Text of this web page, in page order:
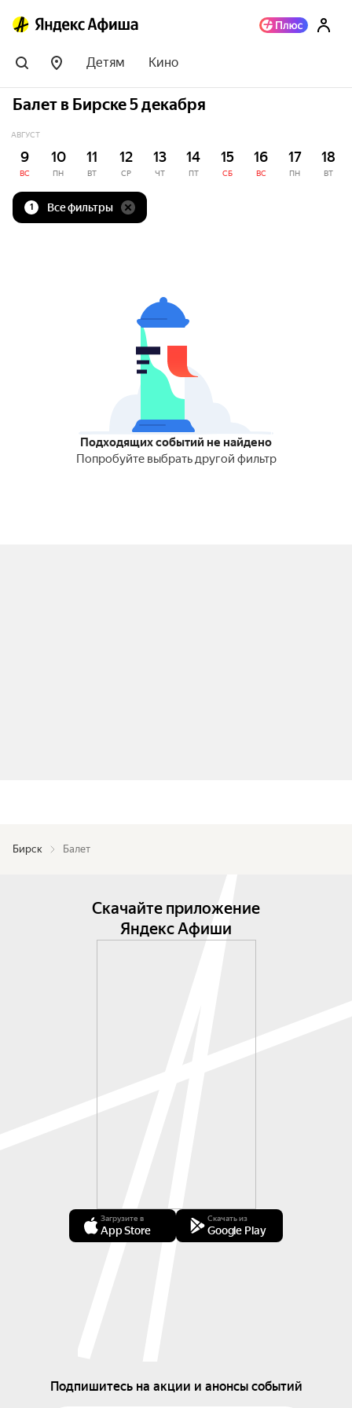
Детям Кино
Балет в Бирске 5 декабря
АВГУСТ
9
ВС
10
ПН
11
ВТ
12
СР
13
ЧТ
14
ПТ
15
СБ
16
ВС
17
ПН
18
ВТ
1 Все фильтры
Подходящих событий не найдено
Попробуйте выбрать другой фильтр
Бирск Балет
Скачайте приложение
Яндекс Афиши
Загрузите в
App Store
Скачать из
Google Play
Подпишитесь на акции и анонсы событий